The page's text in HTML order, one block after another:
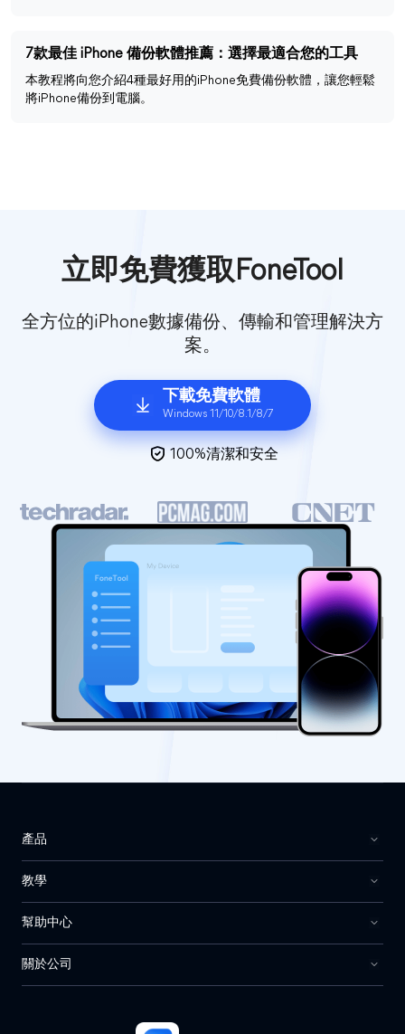
7款最佳 iPhone 備份軟體推薦：選擇最適合您的工具
本教程將向您介紹4種最好用的iPhone免費備份軟體，讓您輕鬆
將iPhone備份到電腦。
立即免費獲取FoneTool
全方位的iPhone數據備份、傳輸和管理解決方
案。
下載免費軟體
Windows 11/10/8.1/8/7
100%清潔和安全
產品
教學
幫助中心
關於公司